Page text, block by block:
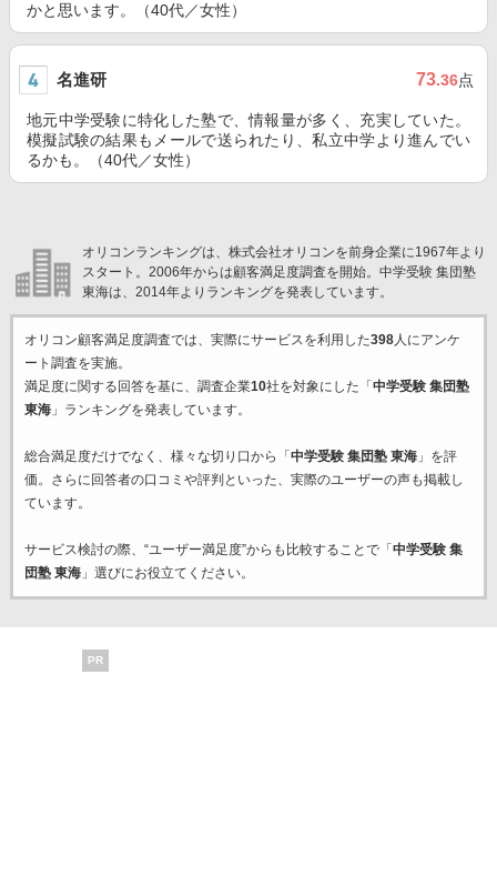
かと思います。（40代／女性）
名進研 73.36点
地元中学受験に特化した塾で、情報量が多く、充実していた。
模擬試験の結果もメールで送られたり、私立中学より進んでい
るかも。（40代／女性）
オリコンランキングは、株式会社オリコンを前身企業に1967年より
スタート。2006年からは顧客満足度調査を開始。中学受験 集団塾
東海は、2014年よりランキングを発表しています。
オリコン顧客満足度調査では、実際にサービスを利用した398人にアンケ
ート調査を実施。
満足度に関する回答を基に、調査企業10社を対象にした「 中学受験 集団塾
東海」ランキングを発表しています。
総合満足度だけでなく、様々な切り口から「 中学受験 集団塾 東海」を評
価。さらに回答者の口コミや評判といった、実際のユーザーの声も掲載し
ています。
サービス検討の際、“ユーザー満足度”からも比較することで「 中学受験 集
団塾 東海」選びにお役立てください。
PR